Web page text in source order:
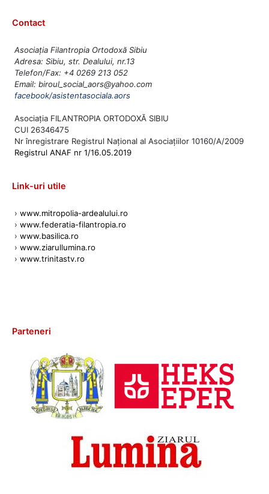
Contact
Asociația Filantropia Ortodoxă Sibiu
Adresa: Sibiu, str. Dealului, nr.13
Telefon/Fax: +4 0269 213 052
Email: biroul_social_aors@yahoo.com
facebook/asistentasociala.aors
Asociația FILANTROPIA ORTODOXĂ SIBIU
CUI 26346475
Nr înregistrare Registrul Național al Asociațiilor 10160/A/2009
Registrul ANAF nr 1/16.05.2019
Link-uri utile
› www.mitropolia-ardealului.ro
› www.federatia-filantropia.ro
› www.basilica.ro
› www.ziarullumina.ro
› www.trinitastv.ro
Parteneri